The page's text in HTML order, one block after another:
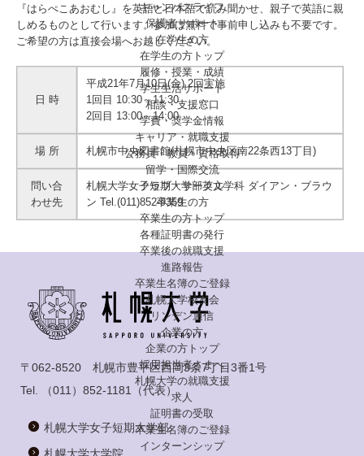
キャンパスライフ
保護者サポート
在学生の方
在学生の方トップ
履修・授業・成績
学生生活サポート
相談・支援窓口
学費・奨学金情報
キャリア・就職支援
公務員・教員・資格取得
留学・国際交流
クラブ・サークル
卒業生の方
卒業生の方トップ
各種証明書の発行
卒業後の就職支援
進路報告
卒業生名簿のご登録
札幌大学校友会
リンデン通信
企業の方
企業の方トップ
採用担当者さまへ
札幌大学の就職支援
求人
証明書の受取
卒業生名簿のご登録
インターンシップ
『はらぺこあおむし』を英語と日本語で読み聞かせ、親子で英語に親
しめるものとして行います。参加は無料で事前申し込みも不要です。
ご希望の方は直接会場へお越しください。
日 時
平成21年7月10日(金) 2回実施
1回目 10:30～11:30
2回目 13:00～14:00
場 所 札幌市中央図書館(札幌市中央区南22条西13丁目)
問い合
わせ先
札幌大学女子短期大学部英文学科 ダイアン・ブラウ
ン Tel.(011)852-9359
〒062-8520 札幌市豊平区西岡3条7丁目3番1号
Tel.
（011）852-1181 （代表）
札幌大学女子短期大学部
札幌大学大学院